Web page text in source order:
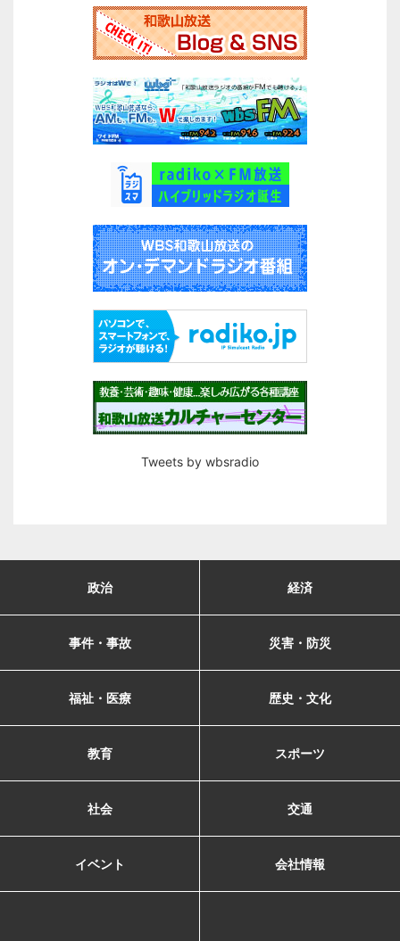
Tweets by wbsradio
政治 経済
事件・事故 災害・防災
福祉・医療 歴史・文化
教育 スポーツ
社会 交通
イベント 会社情報